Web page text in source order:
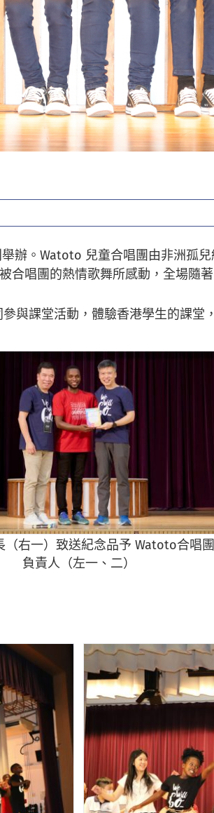
辦。Watoto 兒童合唱團由非洲孤
唱團的熱情歌舞所感動，全場隨
與課堂活動，體驗香港學生的課堂
（右一）致送紀念品予 Watoto合唱團
負責人（左一、二）